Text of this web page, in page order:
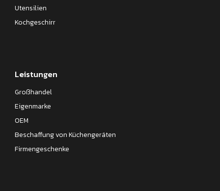
Utensilien
Kochgeschirr
Leistungen
Großhandel
Eigenmarke
OEM
Beschaffung von Küchengeräten
Firmengeschenke